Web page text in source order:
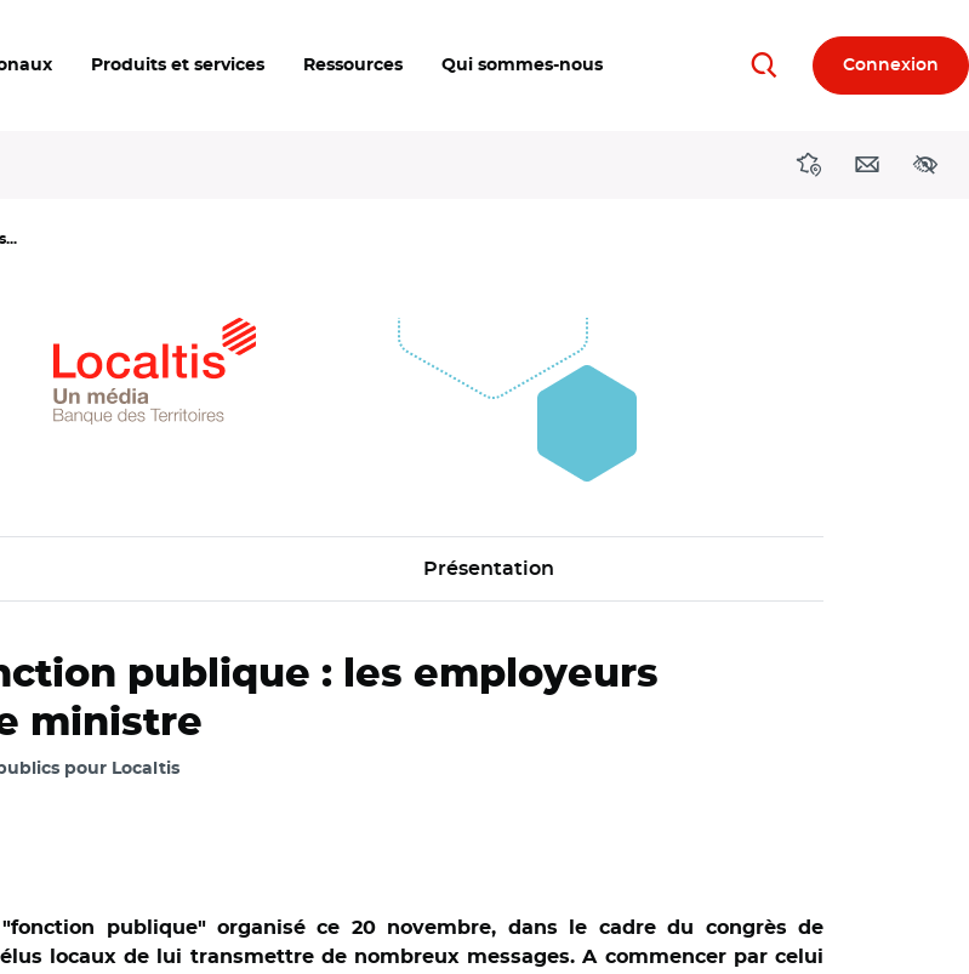
Produits et services Ressources Qui sommes-nous RechercherConnexion
DirectionsContact
Présentation
publique : les employeurs
ministre
pour Localtis
publique" organisé ce 20 novembre, dans le cadre du congrès de
locaux de lui transmettre de nombreux messages. A commencer par celui